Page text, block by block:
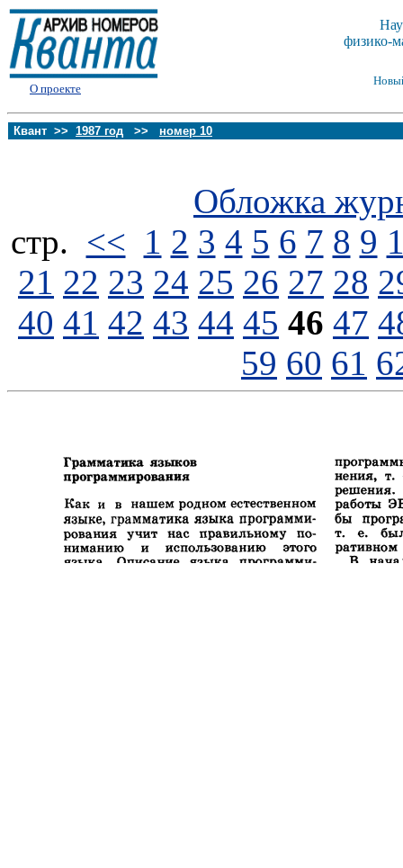
О проекте
физико-
Квант >> 1987 год >> номер 10
Обложка
стp. << 1 2 3 4 5 6 7 8 9
21 22 23 24 25 26 27 28
40 41 42 43 44 45 46 47
59 60 61